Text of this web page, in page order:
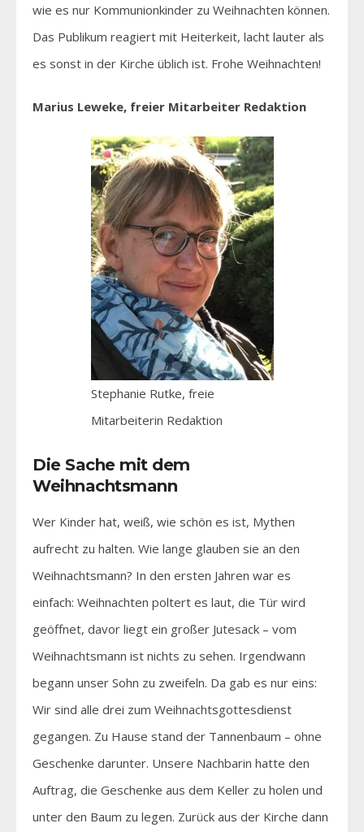
wie es nur Kommunionkinder zu Weihnachten können.
Das Publikum reagiert mit Heiterkeit, lacht lauter als
es sonst in der Kirche üblich ist. Frohe Weihnachten!
Marius Leweke, freier Mitarbeiter Redaktion
Stephanie Rutke, freie
Mitarbeiterin Redaktion
Die Sache mit dem
Weihnachtsmann
Wer Kinder hat, weiß, wie schön es ist, Mythen
aufrecht zu halten. Wie lange glauben sie an den
Weihnachtsmann? In den ersten Jahren war es
einfach: Weihnachten poltert es laut, die Tür wird
geöffnet, davor liegt ein großer Jutesack – vom
Weihnachtsmann ist nichts zu sehen. Irgendwann
begann unser Sohn zu zweifeln. Da gab es nur eins:
Wir sind alle drei zum Weihnachtsgottesdienst
gegangen. Zu Hause stand der Tannenbaum – ohne
Geschenke darunter. Unsere Nachbarin hatte den
Auftrag, die Geschenke aus dem Keller zu holen und
unter den Baum zu legen. Zurück aus der Kirche dann